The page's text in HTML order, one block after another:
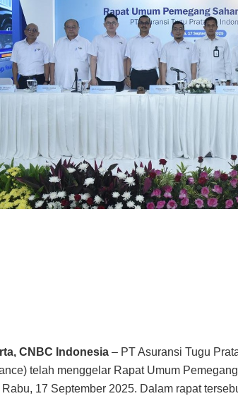
CNBC Indonesia – PT Asuransi Tugu
telah menggelar Rapat Umum
17 September 2025. Dalam rapat